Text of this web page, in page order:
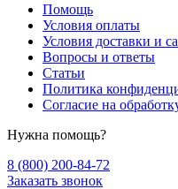
Помощь
Условия оплаты
Условия доставки и
Вопросы и ответы
Статьи
Политика
Согласие на
Нужна помощь?
8 (800) 200-84-72
Заказать звонок